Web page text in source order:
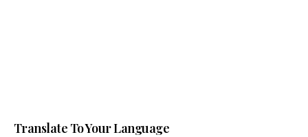
Translate To Your Language